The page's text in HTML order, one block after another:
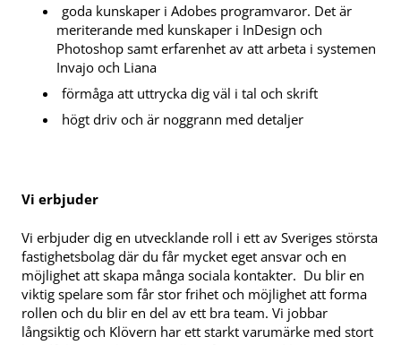
goda kunskaper i Adobes programvaror. Det är
meriterande med kunskaper i InDesign och
Photoshop samt erfarenhet av att arbeta i systemen
Invajo och Liana
förmåga att uttrycka dig väl i tal och skrift
högt driv och är noggrann med detaljer
Vi erbjuder
Vi erbjuder dig en utvecklande roll i ett av Sveriges största
fastighetsbolag där du får mycket eget ansvar och en
möjlighet att skapa många sociala kontakter. Du blir en
viktig spelare som får stor frihet och möjlighet att forma
rollen och du blir en del av ett bra team. Vi jobbar
långsiktig och Klövern har ett starkt varumärke med stort